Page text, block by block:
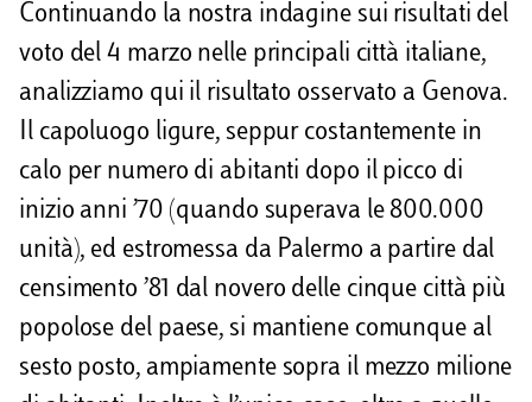
d
Continuando la nostra indagine sui risultati del
voto del 4 marzo nelle principali città italiane,
analizziamo qui il risultato osservato a Genova.
Il capoluogo ligure, seppur costantemente in
calo per numero di abitanti dopo il picco di
inizio anni ’70 (quando superava le 800.000
unità), ed estromessa da Palermo a partire dal
censimento ’81 dal novero delle cinque città più
popolose del paese, si mantiene comunque al
sesto posto, ampiamente sopra il mezzo milione